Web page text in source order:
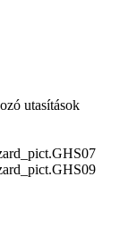
utasítások